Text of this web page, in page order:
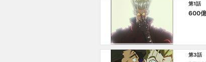
第1話
600
第3話